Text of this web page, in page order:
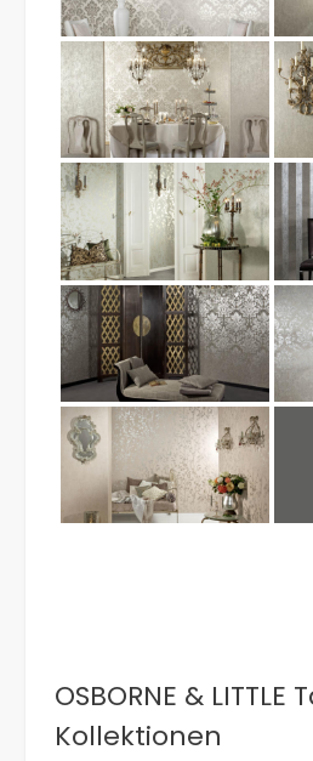
OSBORNE & LITTLE
Kollektionen